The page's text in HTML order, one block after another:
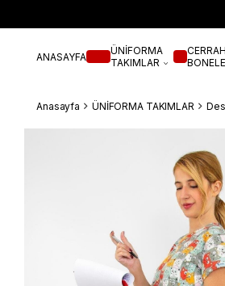
ANASAYFA
ÜNİFORMA
TAKIMLAR
Anasayfa ÜNİFORMA TAKIMLAR